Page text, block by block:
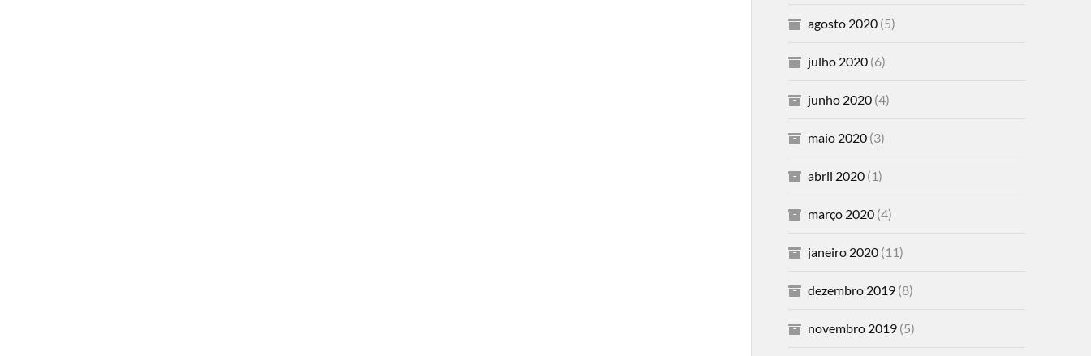
agosto 2020(5)
julho 2020(6)
junho 2020(4)
maio 2020(3)
abril 2020(1)
março 2020(4)
janeiro 2020(11)
dezembro 2019(8)
novembro 2019(5)